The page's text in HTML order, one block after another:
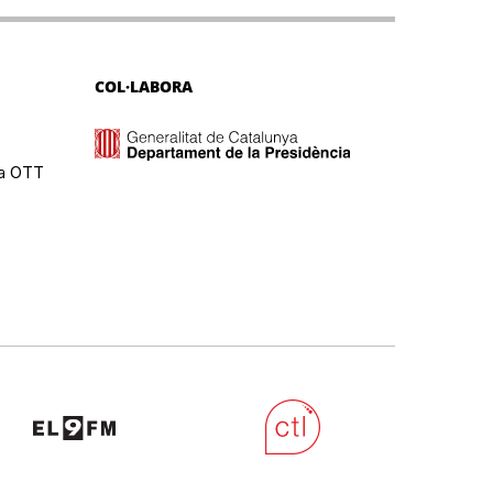
OTT
COL·LABORA